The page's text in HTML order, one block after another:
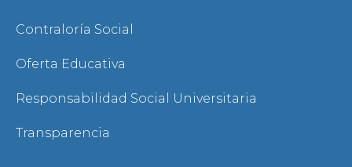
Contraloría Social
Oferta Educativa
Responsabilidad Social Universitaria
Transparencia